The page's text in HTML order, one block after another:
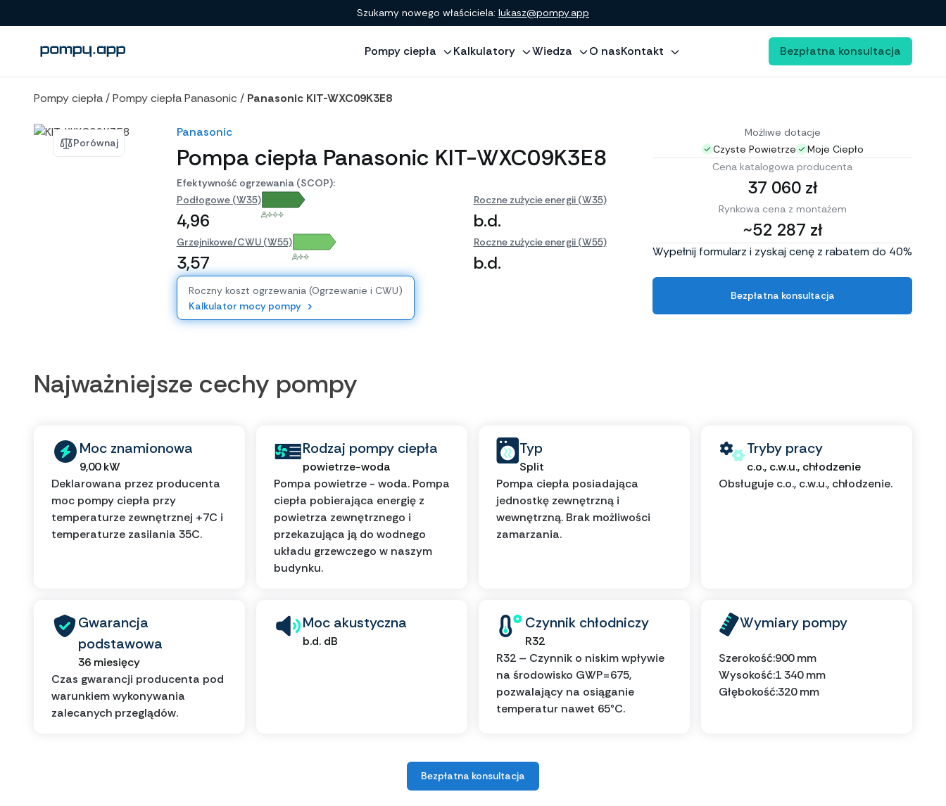
Szukamy nowego właściciela: lukasz@pompy.app
Pompy ciepła Kalkulatory Wiedza O nasKontakt Bezpłatna konsultacja
Pompy ciepła /Pompy ciepła Panasonic / Panasonic KIT-WXC09K3E8
Porównaj
Panasonic
Pompa ciepła Panasonic KIT-WXC09K3E8
Efektywność ogrzewania (SCOP):
Podłogowe (W35)
4,96 A+++
Roczne zużycie energii (W35)
b.d.
Grzejnikowe/CWU (W55)
3,57 A++
Roczne zużycie energii (W55)
b.d.
Roczny koszt ogrzewania (Ogrzewanie i CWU)
Kalkulator mocy pompy
Możliwe dotacje
Czyste Powietrze
Moje Ciepło
Cena katalogowa producenta
37 060 zł
Rynkowa cena z montażem
~52 287 zł
Wypełnij formularz i zyskaj cenę z rabatem do 40%
Bezpłatna konsultacja
Najważniejsze cechy pompy
Moc znamionowa
9,00 kW
Deklarowana przez producenta
moc pompy ciepła przy
temperaturze zewnętrznej +7C i
temperaturze zasilania 35C.
Rodzaj pompy ciepła
powietrze-woda
Pompa powietrze - woda. Pompa
ciepła pobierająca energię z
powietrza zewnętrznego i
przekazująca ją do wodnego
układu grzewczego w naszym
budynku.
Typ
Split
Pompa ciepła posiadająca
jednostkę zewnętrzną i
wewnętrzną. Brak możliwości
zamarzania.
Tryby pracy
c.o., c.w.u., chłodzenie
Obsługuje c.o., c.w.u., chłodzenie.
Gwarancja
podstawowa
36 miesięcy
Czas gwarancji producenta pod
warunkiem wykonywania
zalecanych przeglądów.
Moc akustyczna
b.d. dB
Czynnik chłodniczy
R32
R32 – Czynnik o niskim wpływie
na środowisko GWP=675,
pozwalający na osiąganie
temperatur nawet 65°C.
Wymiary pompy
Szerokość:900 mm
Wysokość:1 340 mm
Głębokość:320 mm
Bezpłatna konsultacja